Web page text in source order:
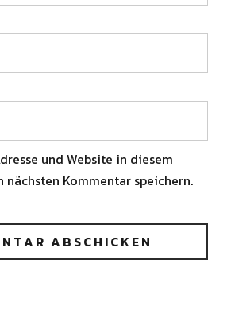
und Website in diesem
nächsten Kommentar speichern.